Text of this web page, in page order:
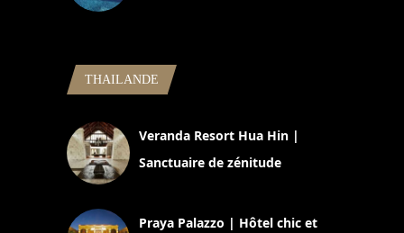
THAILANDE
Veranda Resort Hua Hin |
Sanctuaire de zénitude
Praya Palazzo | Hôtel chic et